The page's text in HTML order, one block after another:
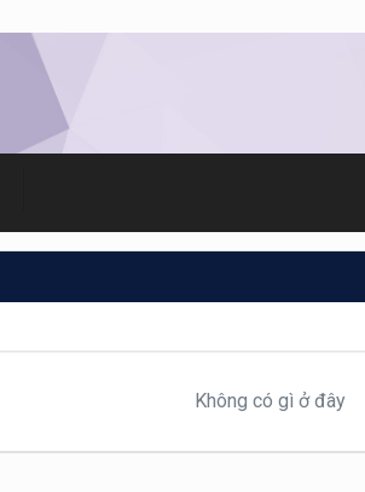
Không có gì ở đây